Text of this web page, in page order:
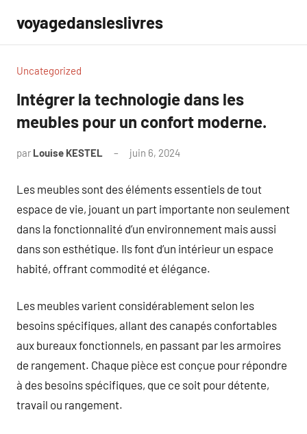
contenu
voyagedansleslivres
Uncategorized
Intégrer la technologie dans les
meubles pour un confort moderne.
par Louise KESTEL juin 6, 2024
Les meubles sont des éléments essentiels de tout
espace de vie, jouant un part importante non seulement
dans la fonctionnalité d’un environnement mais aussi
dans son esthétique. Ils font d’un intérieur un espace
habité, offrant commodité et élégance.
Les meubles varient considérablement selon les
besoins spécifiques, allant des canapés confortables
aux bureaux fonctionnels, en passant par les armoires
de rangement. Chaque pièce est conçue pour répondre
à des besoins spécifiques, que ce soit pour détente,
travail ou rangement.